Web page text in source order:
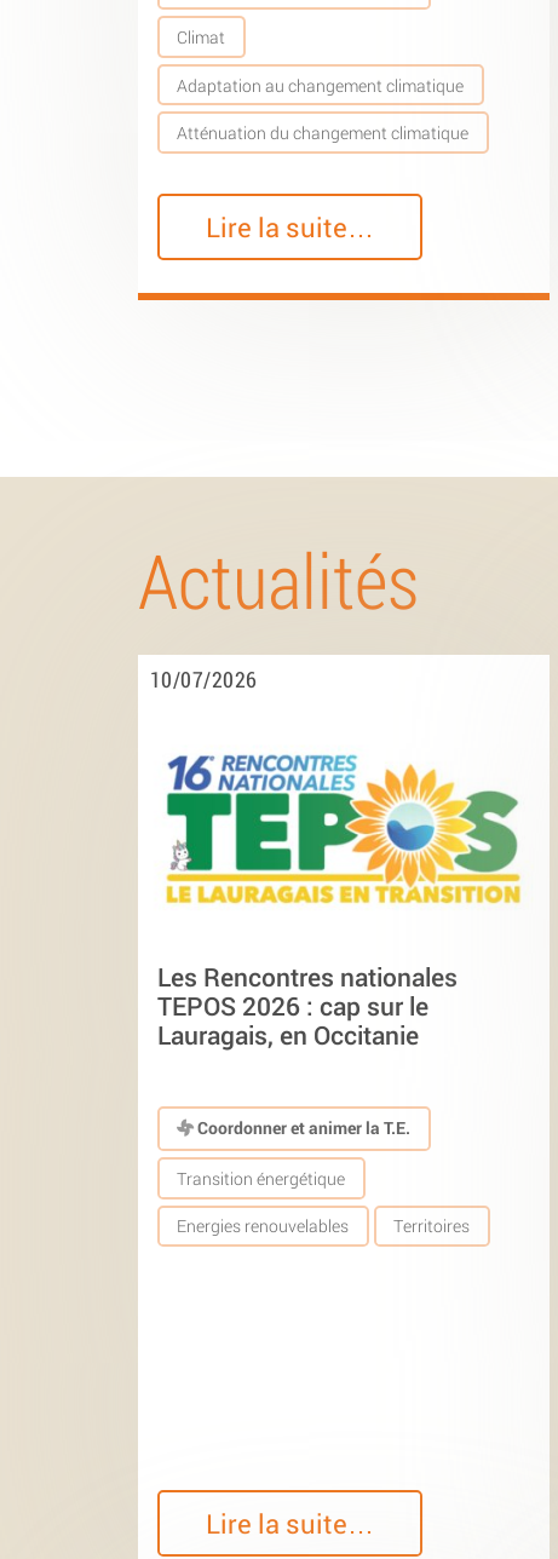
Climat
Adaptation au changement climatique
Atténuation du changement climatique
Lire la suite…
Actualités
10/07/2026
Les Rencontres nationales
TEPOS 2026 : cap sur le
Lauragais, en Occitanie
Coordonner et animer la T.E.
Transition énergétique
Energies renouvelables Territoires
Lire la suite…